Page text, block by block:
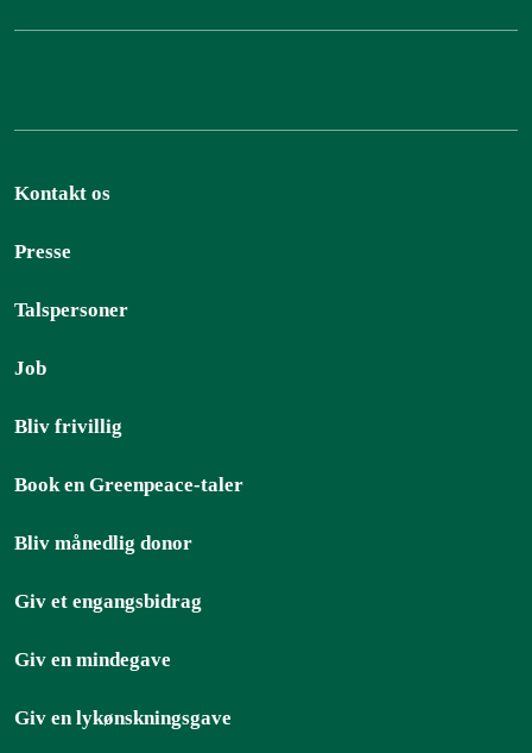
Kontakt os
Presse
Talspersoner
Job
Bliv frivillig
Book en Greenpeace-taler
Bliv månedlig donor
Giv et engangsbidrag
Giv en mindegave
Giv en lykønskningsgave